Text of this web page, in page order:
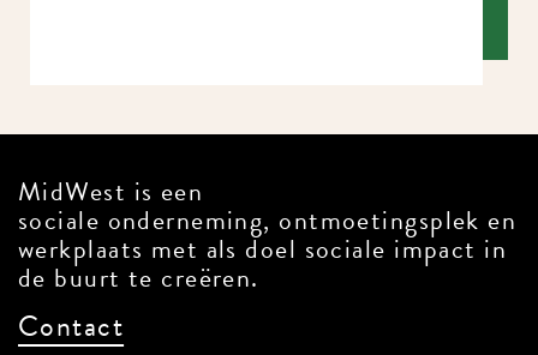
MidWest is een
sociale onderneming, ontmoetingsplek en
werkplaats met als doel sociale impact in
de buurt te creëren.
Contact